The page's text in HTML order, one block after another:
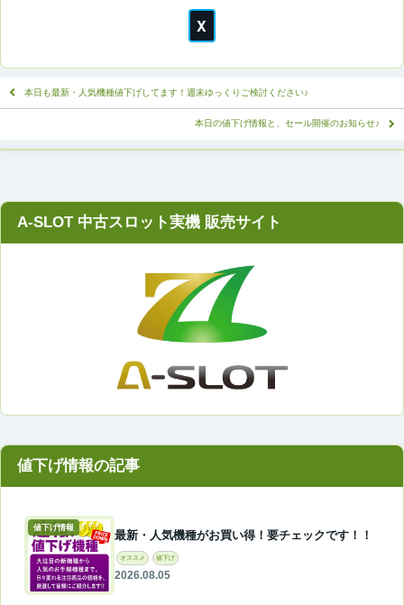
本日も最新・人気機種値下げしてます！週末ゆっくりご検討ください♪
本日の値下げ情報と、セール開催のお知らせ♪
A-SLOT 中古スロット実機 販売サイト
値下げ情報
最新・人気機種がお買い得！要チェックです！！
オススメ 値下げ
2026.08.05